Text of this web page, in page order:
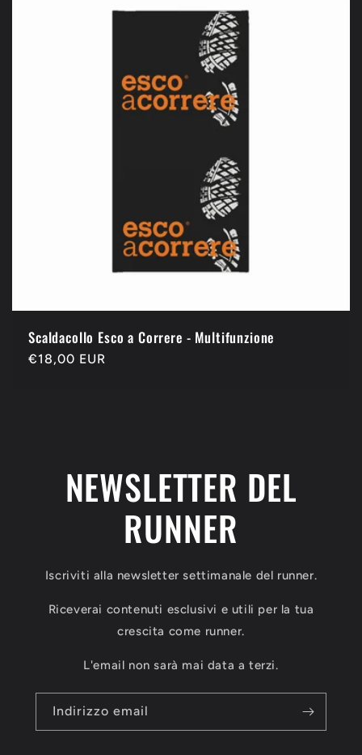
Scaldacollo Esco a Correre - Multifunzione
Prezzo
€18,00 EUR
NEWSLETTER DEL
RUNNER
Iscriviti alla newsletter settimanale del runner.
Riceverai contenuti esclusivi e utili per la tua
crescita come runner.
L'email non sarà mai data a terzi.
Indirizzo email